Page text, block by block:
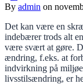
By admin on
Det kan være en
indebærer trods alt
være svært at gøre.
ændring, f.eks. at
indvirkning på
livsstilsændring, er